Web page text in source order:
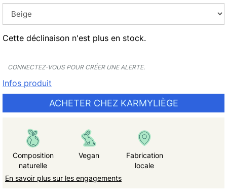
Cette déclinaison n'est plus en stock.
CONNECTEZ-VOUS POUR CRÉER UNE ALERTE.
Infos produit
ACHETER CHEZ KARMYLIÈGE
Composition
naturelle
Vegan
Fabrication
locale
En savoir plus sur les engagements